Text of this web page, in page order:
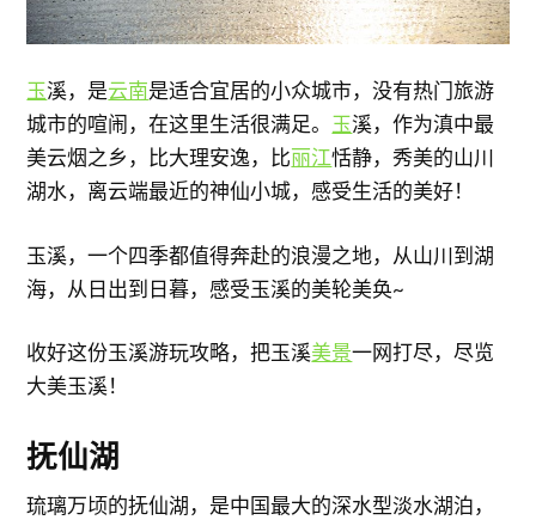
玉溪，是云南是适合宜居的小众城市，没有热门旅游
城市的喧闹，在这里生活很满足。 玉溪，作为滇中最
美云烟之乡，比大理安逸，比丽江恬静，秀美的山川
湖水，离云端最近的神仙小城，感受生活的美好！
玉溪，一个四季都值得奔赴的浪漫之地，从山川到湖
海，从日出到日暮，感受玉溪的美轮美奂~
收好这份玉溪游玩攻略，把玉溪美景一网打尽，尽览
大美玉溪！
抚仙湖
琉璃万顷的抚仙湖，是中国最大的深水型淡水湖泊，